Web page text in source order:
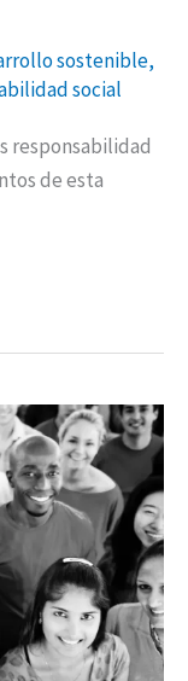
sostenible,
social
responsabilidad
de esta